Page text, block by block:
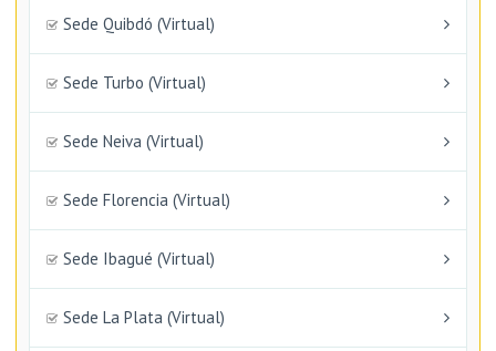
Sede Quibdó (Virtual)
Sede Turbo (Virtual)
Sede Neiva (Virtual)
Sede Florencia (Virtual)
Sede Ibagué (Virtual)
Sede La Plata (Virtual)